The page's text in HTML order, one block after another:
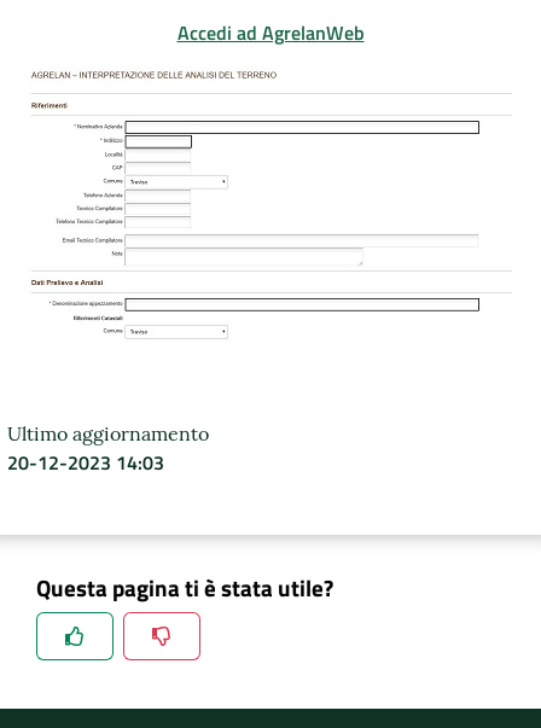
Accedi ad AgrelanWeb
Ultimo aggiornamento
20-12-2023 14:03
Questa pagina ti è stata utile?
Spiegaci perchè, e aiutaci a migliorare il servizio